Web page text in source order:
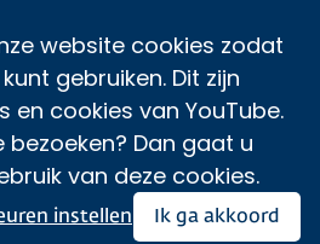
website cookies zodat
gebruiken. Dit zijn
en cookies van YouTube.
Dan gaat u
van deze cookies.
Ik ga akkoord
instellen